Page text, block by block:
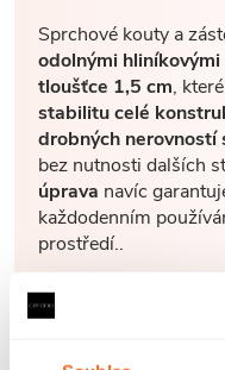
Sprchové kouty a
odolnými
tloušťce 1,5 cm,
stabilitu celé
drobných nerovností
bez nutnosti dalších
úprava navíc
každodenním
prostředí..